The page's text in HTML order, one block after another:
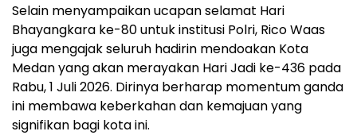
Selain menyampaikan ucapan selamat Hari
Bhayangkara ke-80 untuk institusi Polri, Rico Waas
juga mengajak seluruh hadirin mendoakan Kota
Medan yang akan merayakan Hari Jadi ke-436 pada
Rabu, 1 Juli 2026. Dirinya berharap momentum ganda
ini membawa keberkahan dan kemajuan yang
signifikan bagi kota ini.